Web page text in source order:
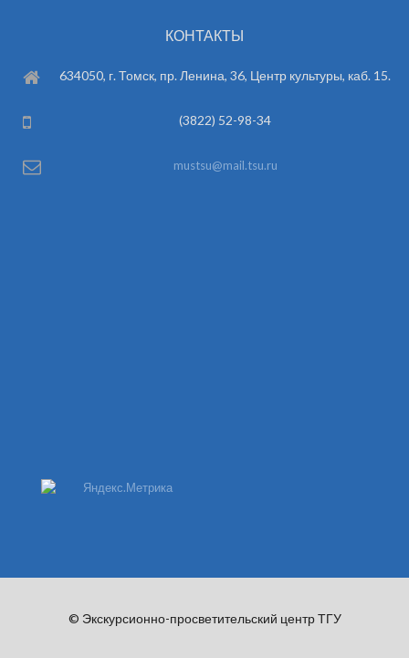
КОНТАКТЫ
634050, г. Томск, пр. Ленина, 36, Центр культуры, каб. 15.
(3822) 52-98-34
mustsu@mail.tsu.ru
© Экскурсионно-просветительский центр ТГУ